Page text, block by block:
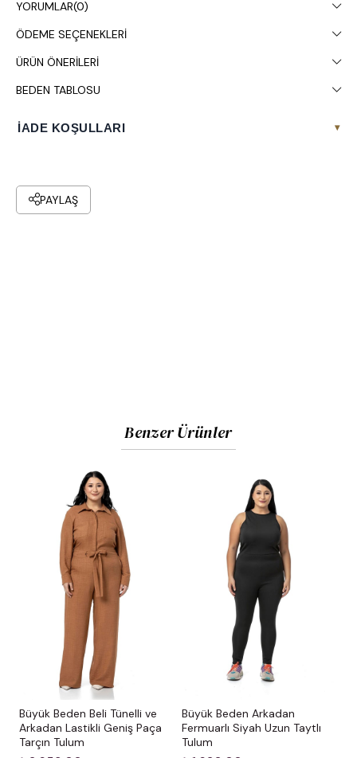
YORUMLAR(0)
ÖDEME SEÇENEKLERI
ÜRÜN ÖNERILERI
BEDEN TABLOSU
İADE KOŞULLARI ▾
PAYLAŞ
Benzer Ürünler
Büyük Beden Beli Tünelli ve
Arkadan Lastikli Geniş Paça
Tarçın Tulum
Büyük Beden Arkadan
Fermuarlı Siyah Uzun Taytlı
Tulum